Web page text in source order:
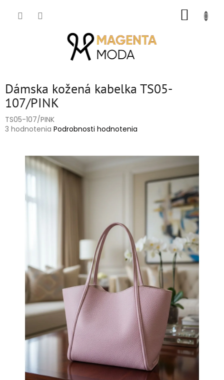
Dámska kožená kabelka TS05-
107/PINK
TS05-107/PINK
Priemerné
hviezdičiek.
3 hodnotenia Podrobnosti hodnotenia